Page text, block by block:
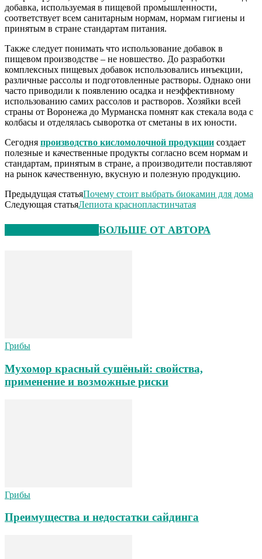
добавка, используемая в пищевой промышленности,
соответствует всем санитарным нормам, нормам гигиены и
принятым в стране стандартам питания.
Также следует понимать что использование добавок в
пищевом производстве – не новшество. До разработки
комплексных пищевых добавок использовались инъекции,
различные рассолы и подготовленные растворы. Однако они
часто приводили к появлению осадка и неэффективному
использованию самих рассолов и растворов. Хозяйки всей
страны от Воронежа до Мурманска помнят как стекала вода с
колбасы и отделялась сыворотка от сметаны в их юности.
Сегодня производство кисломолочной продукции создает
полезные и качественные продукты согласно всем нормам и
стандартам, принятым в стране, а производители поставляют
на рынок качественную, вкусную и полезную продукцию.
Предыдущая статьяПочему стоит выбрать биокамин для дома
Следующая статьяЛепиота краснопластинчатая
БОЛЬШЕ ОТ АВТОРА
Грибы
Мухомор красный сушёный: свойства,
применение и возможные риски
Грибы
Преимущества и недостатки сайдинга